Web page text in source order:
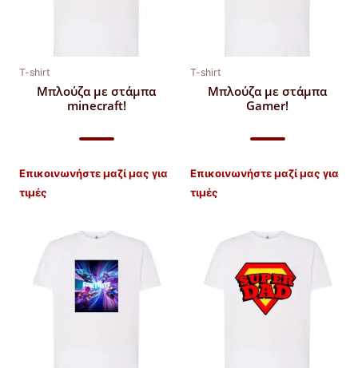
T-shirt
Μπλούζα με στάμπα
minecraft!
Επικοινωνήστε μαζί μας για
τιμές
T-shirt
Μπλούζα με στάμπα
Gamer!
Επικοινωνήστε μαζί μας για
τιμές